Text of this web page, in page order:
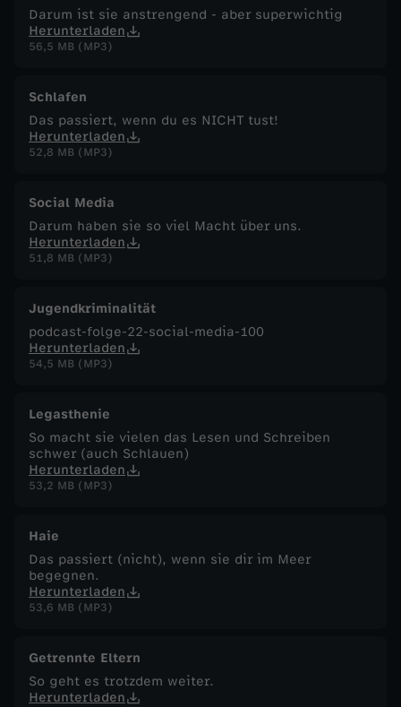
Darum ist sie anstrengend - aber superwichtig
Herunterladen
56,5 MB (MP3)
Schlafen
Das passiert, wenn du es NICHT tust!
Herunterladen
52,8 MB (MP3)
Social Media
Darum haben sie so viel Macht über uns.
Herunterladen
51,8 MB (MP3)
Jugendkriminalität
podcast-folge-22-social-media-100
Herunterladen
54,5 MB (MP3)
Legasthenie
So macht sie vielen das Lesen und Schreiben
schwer (auch Schlauen)
Herunterladen
53,2 MB (MP3)
Haie
Das passiert (nicht), wenn sie dir im Meer
begegnen.
Herunterladen
53,6 MB (MP3)
Getrennte Eltern
So geht es trotzdem weiter.
Herunterladen